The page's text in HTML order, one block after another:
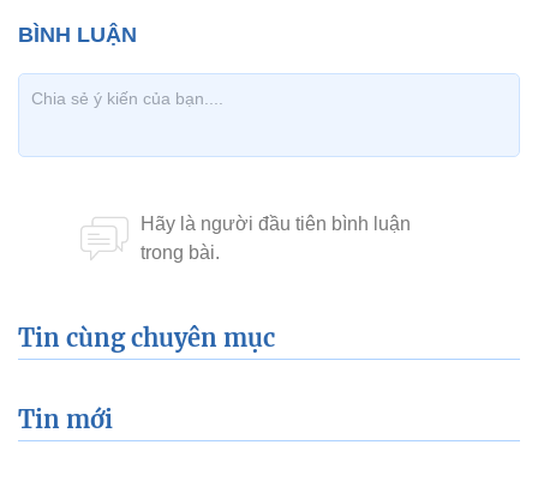
Tin cùng chuyên mục
Tin mới